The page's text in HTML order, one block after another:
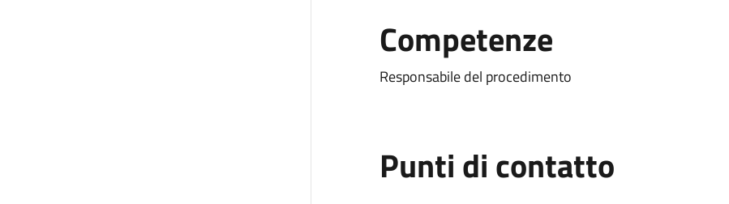
Competenze
Responsabile del procedimento
Punti di contatto